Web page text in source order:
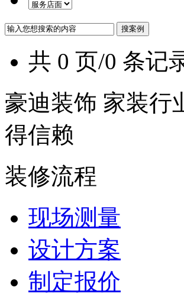
共 0 页/0 条记
豪迪装饰 家装行
得信赖
装修流程
现场测量
设计方案
制定报价